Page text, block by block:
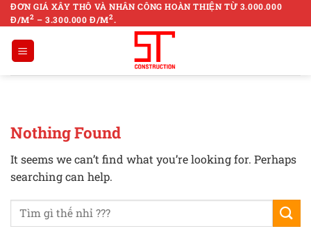
Skip
to
content
ĐƠN GIÁ XÂY THÔ VÀ NHÂN CÔNG HOÀN THIỆN TỪ 3.000.000
Đ/M2 – 3.300.000 Đ/M2.
Nothing Found
It seems we can’t find what you’re looking for. Perhaps
searching can help.